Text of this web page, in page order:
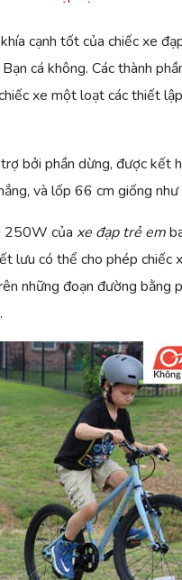
cạnh tốt của chiếc xe
cá không. Các thành
xe một loạt các thiết
bởi phần dừng, được kết
và lốp 66 cm giống như
250W của xe đạp trẻ em
lưu có thể cho phép chiếc
những đoạn đường bằng